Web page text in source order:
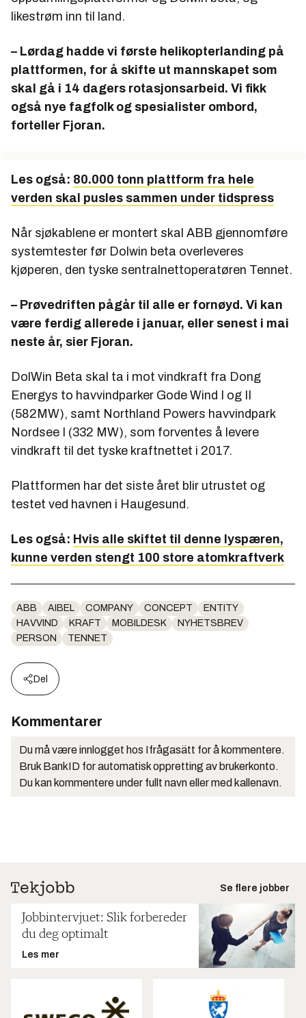
likestrøm inn til land.
– Lørdag hadde vi første helikopterlanding på
plattformen, for å skifte ut mannskapet som
skal gå i 14 dagers rotasjonsarbeid. Vi fikk
også nye fagfolk og spesialister ombord,
forteller Fjoran.
Les også: 80.000 tonn plattform fra hele
verden skal pusles sammen under tidspress
Når sjøkablene er montert skal ABB gjennomføre
systemtester før Dolwin beta overleveres
kjøperen, den tyske sentralnettoperatøren Tennet.
– Prøvedriften pågår til alle er fornøyd. Vi kan
være ferdig allerede i januar, eller senest i mai
neste år, sier Fjoran.
DolWin Beta skal ta i mot vindkraft fra Dong
Energys to havvindparker Gode Wind I og II
(582MW), samt Northland Powers havvindpark
Nordsee I (332 MW), som forventes å levere
vindkraft til det tyske kraftnettet i 2017.
Plattformen har det siste året blir utrustet og
testet ved havnen i Haugesund.
Les også: Hvis alle skiftet til denne lyspæren,
kunne verden stengt 100 store atomkraftverk
ABB AIBEL COMPANY CONCEPT
ENTITY
HAVVIND
KRAFT MOBILDESK
NYHETSBREV
PERSON
TENNET
Del
Kommentarer
Du må være innlogget hos Ifrågasätt for å kommentere.
Bruk BankID for automatisk oppretting av brukerkonto.
Du kan kommentere under fullt navn eller med kallenavn.
Se flere jobber
Jobbintervjuet: Slik forbereder
du deg optimalt
Les mer